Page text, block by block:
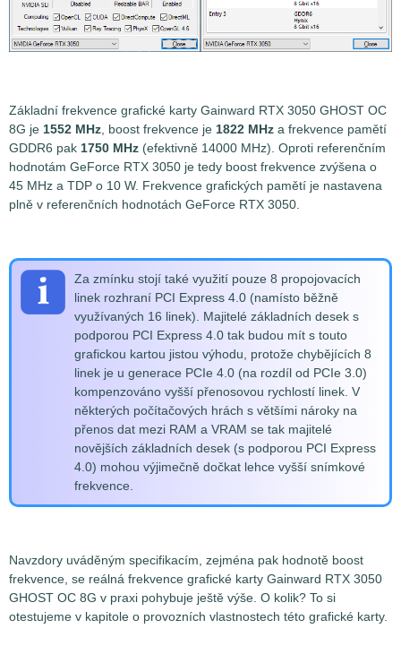
Základní frekvence grafické karty Gainward RTX 3050 GHOST OC
8G je 1552 MHz , boost frekvence je 1822 MHz a frekvence pamětí
GDDR6 pak 1750 MHz (efektivně 14000 MHz). Oproti referenčním
hodnotám GeForce RTX 3050 je tedy boost frekvence zvýšena o
45 MHz a TDP o 10 W. Frekvence grafických pamětí je nastavena
plně v referenčních hodnotách GeForce RTX 3050.
Za zmínku stojí také využití pouze 8 propojovacích
linek rozhraní PCI Express 4.0 (namísto běžně
využívaných 16 linek). Majitelé základních desek s
podporou PCI Express 4.0 tak budou mít s touto
grafickou kartou jistou výhodu, protože chybějících 8
linek je u generace PCIe 4.0 (na rozdíl od PCIe 3.0)
kompenzováno vyšší přenosovou rychlostí linek. V
některých počítačových hrách s většími nároky na
přenos dat mezi RAM a VRAM se tak majitelé
novějších základních desek (s podporou PCI Express
4.0) mohou výjimečně dočkat lehce vyšší snímkové
frekvence.
Navzdory uváděným specifikacím, zejména pak hodnotě boost
frekvence, se reálná frekvence grafické karty Gainward RTX 3050
GHOST OC 8G v praxi pohybuje ještě výše. O kolik? To si
otestujeme v kapitole o provozních vlastnostech této grafické karty.